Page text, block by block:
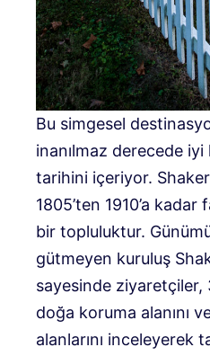
Bu simgesel
inanılmaz derecede
tarihini içeriyor.
1805’ten 1910’a
bir topluluktur.
gütmeyen kuruluş
sayesinde ziyaretçiler,
doğa koruma alanını
alanlarını inceleyerek